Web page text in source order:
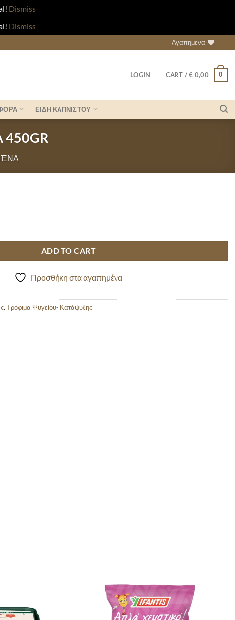
Dismiss
Dismiss
Αγαπημενα
LOGIN CART /€ 0,00 0
ΕΙΔΗ ΚΑΠΝΙΣΤΟΥ
450GR
ADD TO CART
Προσθήκη στα αγαπημένα
, Τρόφιμα Ψυγείου- Κατάψυξης
αγαπημένα
Προσθήκη
αγαπημένα